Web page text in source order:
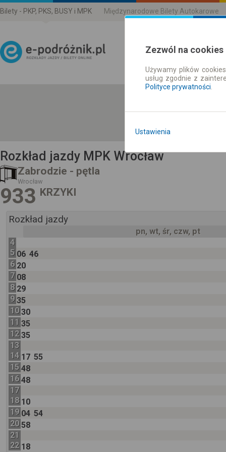
Bilety - PKP, PKS, BUSY i MPK Międzynarodowe Bilety Autokarowe
Rozkład Jazdy | Bilety
Rozkład jazdy MPK Wrocław
Zabrodzie - pętla
Wrocław
933 KRZYKI
Rozkład jazdy
pn, wt, śr, czw, pt
4
5 06 46
6 20
7 08
8 29
9 35
10 30
11 35
12 35
13
14 17 55
15 48
16 48
17
18 10
19 04 54
20 58
21
22 18
Zezwól na cookies
Używamy plików
usług zgodnie z
Polityce prywatności
Ustawienia